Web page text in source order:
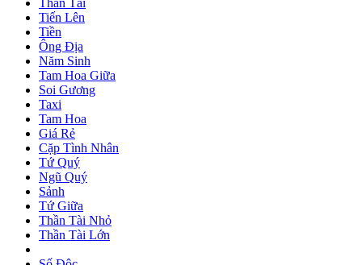
Thần Tài
Tiến Lên
Tiền
Ông Địa
Năm Sinh
Tam Hoa Giữa
Soi Gương
Taxi
Tam Hoa
Giá Rẻ
Cặp Tình Nhân
Tứ Quý
Ngũ Quý
Sảnh
Tứ Giữa
Thần Tài Nhỏ
Thần Tài Lớn